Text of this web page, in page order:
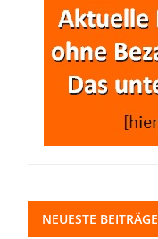
NEUESTE BEITRÄGE